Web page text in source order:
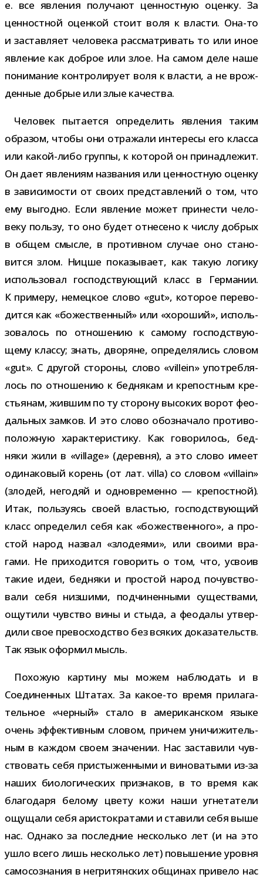
е. все явле­ния полу­чают цен­ност­ную оценку. За
цен­ност­ной оцен­кой стоит воля к вла­сти. Она-​то
и застав­ляет чело­века рас­смат­ри­вать то или иное
явле­ние как доб­рое или злое. На самом деле наше
пони­ма­ние кон­тро­ли­рует воля к вла­сти, а не врож­
ден­ные доб­рые или злые качества.
Человек пыта­ется опре­де­лить явле­ния таким
обра­зом, чтобы они отра­жали инте­ресы его класса
или какой-​либо группы, к кото­рой он при­над­ле­жит.
Он дает явле­ниям назва­ния или цен­ност­ную оценку
в зави­си­мо­сти от своих пред­став­ле­ний о том, что
ему выгодно. Если явле­ние может при­не­сти чело­
веку пользу, то оно будет отне­сено к числу доб­рых
в общем смысле, в про­тив­ном слу­чае оно ста­но­
вится злом. Ницше пока­зы­вает, как такую логику
исполь­зо­вал гос­под­ству­ю­щий класс в Германии.
К при­меру, немец­кое слово «gut», кото­рое пере­во­
дится как «боже­ствен­ный» или «хоро­ший», исполь­
зо­ва­лось по отно­ше­нию к самому гос­под­ству­ю­
щему классу; знать, дво­ряне, опре­де­ля­лись сло­вом
«gut». С дру­гой сто­роны, слово «villein» упо­треб­ля­
лось по отно­ше­нию к бед­ня­кам и кре­пост­ным кре­
стья­нам, жив­шим по ту сто­рону высо­ких ворот фео­
даль­ных зам­ков. И это слово обо­зна­чало про­ти­во­
по­лож­ную харак­те­ри­стику. Как гово­ри­лось, бед­
няки жили в «village» (деревня), а это слово имеет
оди­на­ко­вый корень (от лат. villa) со сло­вом «villain»
(зло­дей, него­дяй и одно­вре­менно — кре­пост­ной).
Итак, поль­зу­ясь своей вла­стью, гос­под­ству­ю­щий
класс опре­де­лил себя как «боже­ствен­ного», а про­
стой народ назвал «зло­де­ями», или сво­ими вра­
гами. Не при­хо­дится гово­рить о том, что, усвоив
такие идеи, бед­няки и про­стой народ почув­ство­
вали себя низ­шими, под­чи­нен­ными суще­ствами,
ощу­тили чув­ство вины и стыда, а фео­далы утвер­
дили свое пре­вос­ход­ство без вся­ких дока­за­тельств.
Так язык офор­мил мысль.
Похожую кар­тину мы можем наблю­дать и в
Соединенных Штатах. За какое-​то время при­ла­га­
тель­ное «чер­ный» стало в аме­ри­кан­ском языке
очень эффек­тив­ным сло­вом, при­чем уни­чи­жи­тель­
ным в каж­дом своем зна­че­нии. Нас заста­вили чув­
ство­вать себя при­сты­жен­ными и вино­ва­тыми из-​за
наших био­ло­ги­че­ских при­зна­ков, в то время как
бла­го­даря белому цвету кожи наши угне­та­тели
ощу­щали себя ари­сто­кра­тами и ста­вили себя выше
нас. Однако за послед­ние несколько лет (и на это
ушло всего лишь несколько лет) повы­ше­ние уровня
само­со­зна­ния в негри­тян­ских общи­нах при­вело нас